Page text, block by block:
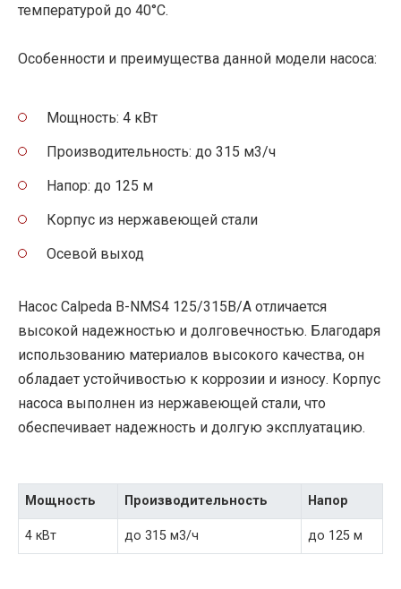
температурой до 40°C.
Особенности и преимущества данной модели насоса:
Мощность: 4 кВт
Производительность: до 315 м3/ч
Напор: до 125 м
Корпус из нержавеющей стали
Осевой выход
Насос Calpeda B-NMS4 125/315B/A отличается
высокой надежностью и долговечностью. Благодаря
использованию материалов высокого качества, он
обладает устойчивостью к коррозии и износу. Корпус
насоса выполнен из нержавеющей стали, что
обеспечивает надежность и долгую эксплуатацию.
Мощность Производительность Напор
4 кВт до 315 м3/ч до 125 м